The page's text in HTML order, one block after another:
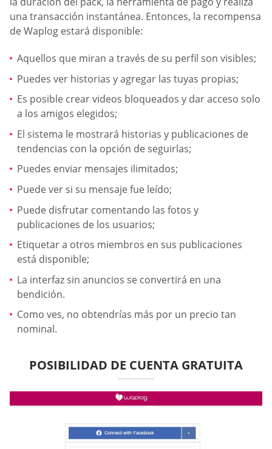
una transacción instantánea. Entonces, la recompensa
de Waplog estará disponible:
Aquellos que miran a través de su perfil son visibles;
Puedes ver historias y agregar las tuyas propias;
Es posible crear videos bloqueados y dar acceso solo
a los amigos elegidos;
El sistema le mostrará historias y publicaciones de
tendencias con la opción de seguirlas;
Puedes enviar mensajes ilimitados;
Puede ver si su mensaje fue leído;
Puede disfrutar comentando las fotos y
publicaciones de los usuarios;
Etiquetar a otros miembros en sus publicaciones
está disponible;
La interfaz sin anuncios se convertirá en una
bendición.
Como ves, no obtendrías más por un precio tan
nominal.
POSIBILIDAD DE CUENTA GRATUITA